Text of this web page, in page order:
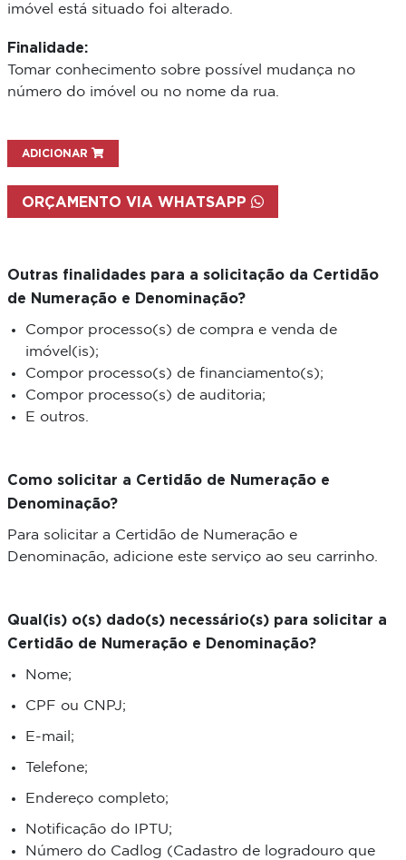
imóvel está situado foi alterado.
Finalidade:
Tomar conhecimento sobre possível mudança no
número do imóvel ou no nome da rua.
ADICIONAR
ORÇAMENTO VIA WHATSAPP
Outras finalidades para a solicitação da Certidão
de Numeração e Denominação?
Compor processo(s) de compra e venda de
imóvel(is);
Compor processo(s) de financiamento(s);
Compor processo(s) de auditoria;
E outros.
Como solicitar a Certidão de Numeração e
Denominação?
Para solicitar a Certidão de Numeração e
Denominação, adicione este serviço ao seu carrinho.
Qual(is) o(s) dado(s) necessário(s) para solicitar a
Certidão de Numeração e Denominação?
Nome;
CPF ou CNPJ;
E-mail;
Telefone;
Endereço completo;
Notificação do IPTU;
Número do Cadlog (Cadastro de logradouro que